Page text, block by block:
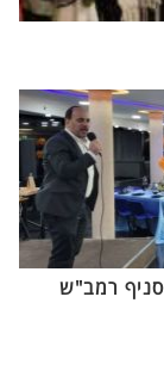
סניף רמב"ש